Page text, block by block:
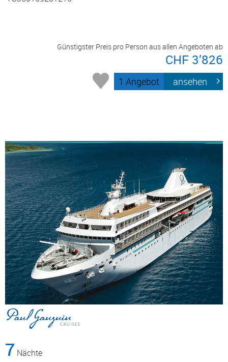
Günstigster Preis pro Person aus allen Angeboten ab
CHF 3’826
1 Angebot ansehen
7 Nächte